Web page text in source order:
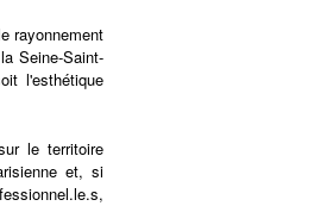
rayonnement
Seine-Saint-
l'esthétique
le territoire
et, si